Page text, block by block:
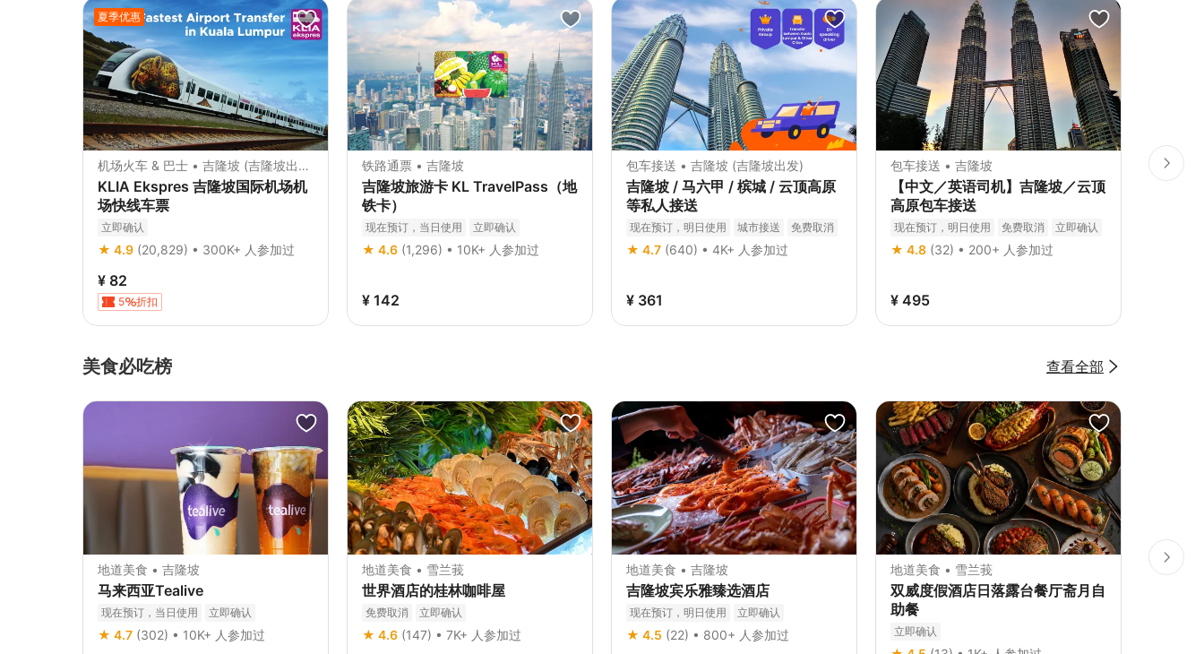
夏季优惠
机场火车 & 巴士 • 吉隆坡 (吉隆坡出
发)
KLIA Ekspres 吉隆坡国际机场机
场快线车票
立即确认
★ 4.9 (20,829) • 300K+ 人参加过
¥ 82
5 折扣
铁路通票 • 吉隆坡
吉隆坡旅游卡 KL TravelPass（地
铁卡）
现在预订，当日使用 立即确认
★ 4.6 (1,296) • 10K+ 人参加过
¥ 142
包车接送 • 吉隆坡 (吉隆坡出发)
吉隆坡 / 马六甲 / 槟城 / 云顶高原
等私人接送
现在预订，明日使用 城市接送
免费取消
立即确认
★ 4.7 (640) • 4K+ 人参加过
¥ 361
包车接送 • 吉隆坡
【中文／英语司机】吉隆坡／云顶
高原包车接送
现在预订，明日使用 免费取消 立即确认
★ 4.8 (32) • 200+ 人参加过
¥ 495
包车接
吉隆
美食必吃榜 查看全部
地道美食 • 吉隆坡
马来西亚Tealive
现在预订，当日使用 立即确认
★ 4.7 (302) • 10K+ 人参加过
地道美食 • 雪兰莪
世界酒店的桂林咖啡屋
免费取消 立即确认
★ 4.6 (147) • 7K+ 人参加过
地道美食 • 吉隆坡
吉隆坡宾乐雅臻选酒店
现在预订，明日使用 立即确认
★ 4.5 (22) • 800+ 人参加过
地道美食 • 雪兰莪
双威度假酒店日落露台餐厅斋月自
助餐
立即确认
地道美